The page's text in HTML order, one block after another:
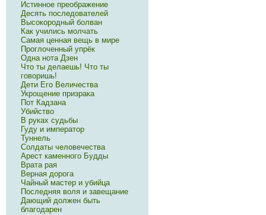
Истинное преображение
Десять последователей
Высокородный болван
Как учились молчать
Самая ценная вещь в мире
Проглоченный упрёк
Одна нота Дзен
Что ты делаешь! Что ты
говоришь!
Дети Его Величества
Укрощение призрака
Пот Кадзана
Убийство
В руках судьбы
Гуду и император
Туннель
Солдаты человечества
Арест каменного Будды
Врата рая
Верная дорога
Чайный мастер и убийца
Последняя воля и завещание
Дающий должен быть
благодарен